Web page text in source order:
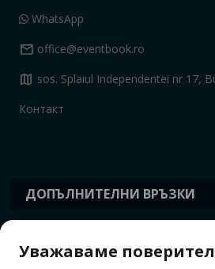
ДОПЪЛНИТЕЛНИ ВРЪЗКИ
ИНФОРМАЦИЯ
WhatsApp
mail office@eventbook.ro
map sos. Splaiul Independentei nr 17,
Контакт
Уважаваме